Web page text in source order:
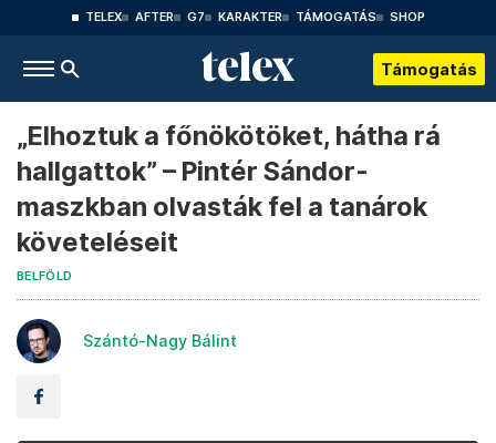
TELEX AFTER G7 KARAKTER TÁMOGATÁS SHOP
Támogatás
„Elhoztuk a főnökötöket, hátha rá
hallgattok” – Pintér Sándor-
maszkban olvasták fel a tanárok
követeléseit
BELFÖLD
Szántó-Nagy Bálint